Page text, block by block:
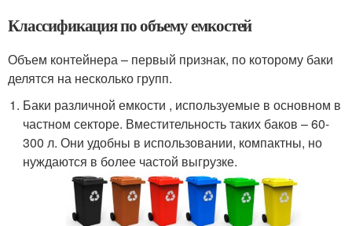
Классификация по объему емкостей
Объем контейнера – первый признак, по которому баки
делятся на несколько групп.
Баки различной емкости , используемые в основном в
частном секторе. Вместительность таких баков – 60-
300 л. Они удобны в использовании, компактны, но
нуждаются в более частой выгрузке.